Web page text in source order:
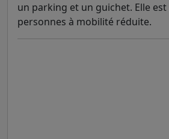
un parking et un guichet. Elle est
personnes à mobilité réduite.